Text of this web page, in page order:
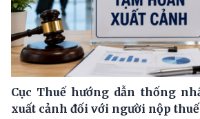
Cục Thuế hướng dẫn thống
xuất cảnh đối với người nộp thuế